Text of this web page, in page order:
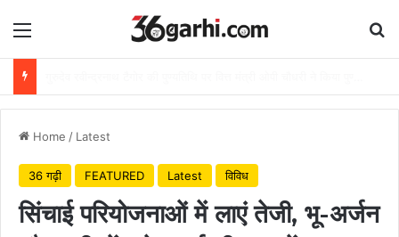
Menu
Home / Latest
36 गढ़ी FEATURED Latest विविध
सिंचाई परियोजनाओं में लाएं तेजी, भू-अर्जन